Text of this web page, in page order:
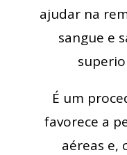
ajudar na
sangue e
É um
favorece a
aéreas e,